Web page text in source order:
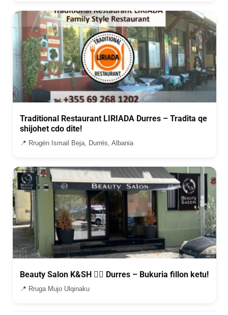
Traditional Restaurant LIRIADA Durres – Tradita qe
shijohet cdo dite!
📍 Rrugën Ismail Beja, Durrës, Albania
Beauty Salon K&SH 💇‍♀️ Durres – Bukuria fillon ketu!
📍 Rruga Mujo Ulqinaku